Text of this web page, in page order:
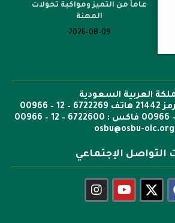
عاماً من التميز ومواكبة تحولات
المهنة
2026-08-09
العربية السعودية
ص.ب: 6351 جدة الرمز 21442 هاتف 6722269 – 12 – 00966
osbu@osbu-oic.org
التواصل الإجتماعي